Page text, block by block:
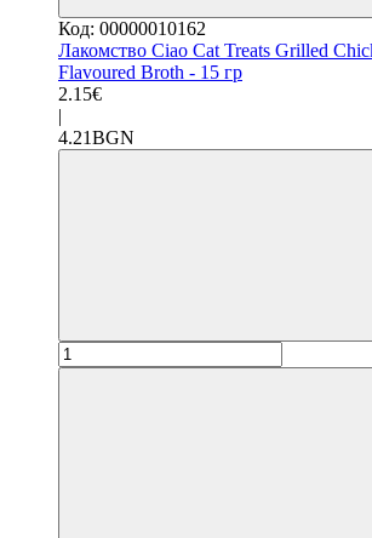
Код: 00000010162
Лакомство Ciao Cat Treats Grilled
Flavoured Broth - 15 гр
2.15€
|
4.21BGN